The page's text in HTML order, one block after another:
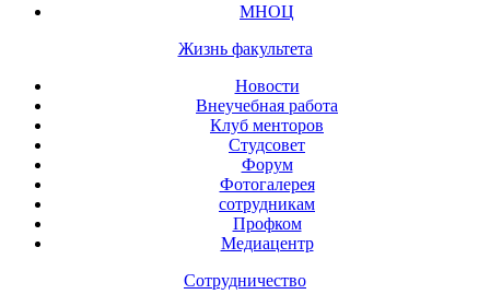
МНОЦ
Жизнь факультета
Новости
Внеучебная работа
Клуб менторов
Студсовет
Форум
Фотогалерея
сотрудникам
Профком
Медиацентр
Сотрудничество